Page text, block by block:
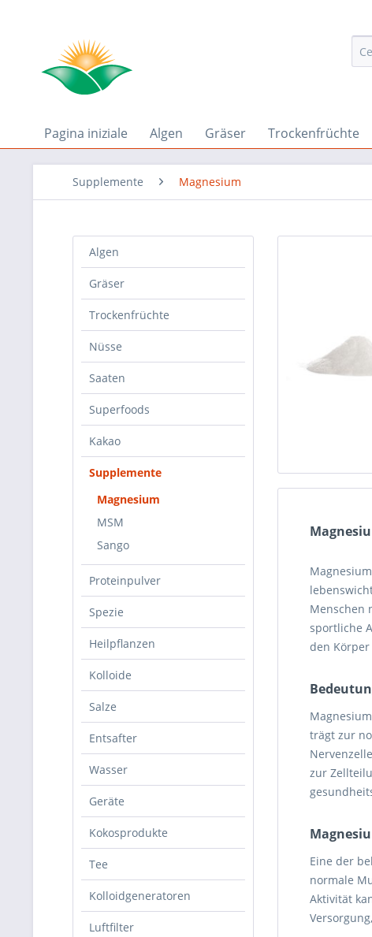
Pagina iniziale Algen Gräser Trockenfrüchte
Supplemente Magnesium
Algen
Gräser
Trockenfrüchte
Nüsse
Saaten
Superfoods
Kakao
Supplemente
Magnesium
MSM
Sango
Proteinpulver
Spezie
Heilpflanzen
Kolloide
Salze
Entsafter
Wasser
Geräte
Kokosprodukte
Tee
Kolloidgeneratoren
Luftfilter
Menschen
sportliche
den
trägt zur
zur
Eine der
normale
Aktivität